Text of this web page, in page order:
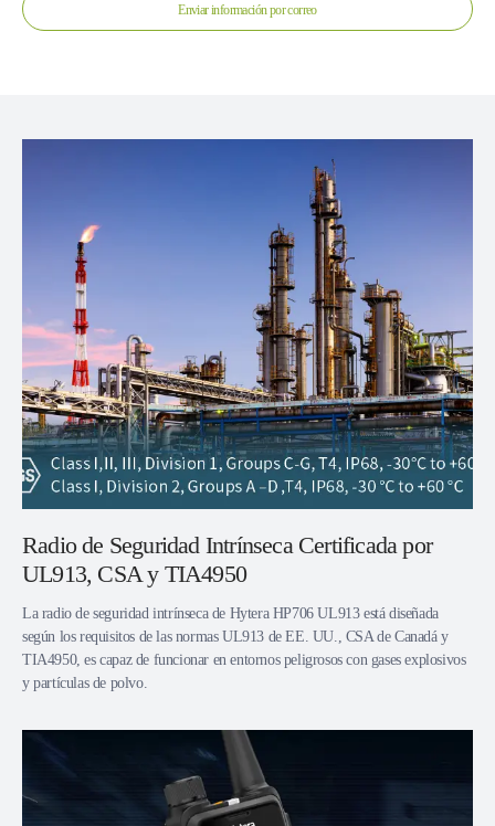
Enviar información por correo
Radio de Seguridad Intrínseca Certificada por
UL913, CSA y TIA4950
La radio de seguridad intrínseca de Hytera HP706 UL913 está diseñada
según los requisitos de las normas UL913 de EE. UU., CSA de Canadá y
TIA4950, es capaz de funcionar en entornos peligrosos con gases explosivos
y partículas de polvo.